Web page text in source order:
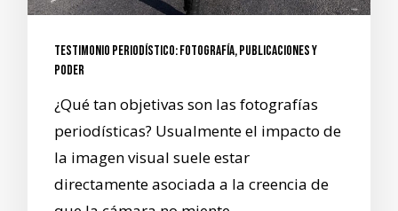
Testimonio Periodístico: Fotografía, publicaciones y
poder
¿Qué tan objetivas son las fotografías
periodísticas? Usualmente el impacto de
la imagen visual suele estar
directamente asociada a la creencia de